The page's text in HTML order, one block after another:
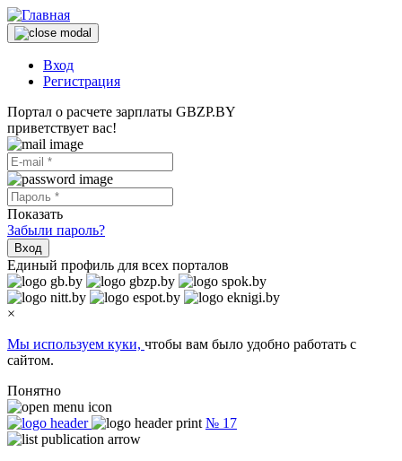
Вход
Регистрация
Портал о расчете зарплаты GBZP.BY
приветствует вас!
Показать
Забыли пароль?
Вход
Единый профиль для всех порталов
×
Мы используем куки, чтобы вам было удобно работать с
сайтом.
Понятно
№ 17